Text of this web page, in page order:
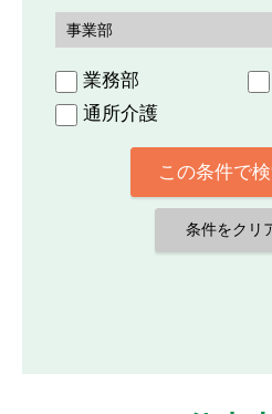
事業部
業務部
通所介護